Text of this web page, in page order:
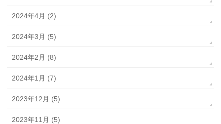
2024年4月 (2)
2024年3月 (5)
2024年2月 (8)
2024年1月 (7)
2023年12月 (5)
2023年11月 (5)